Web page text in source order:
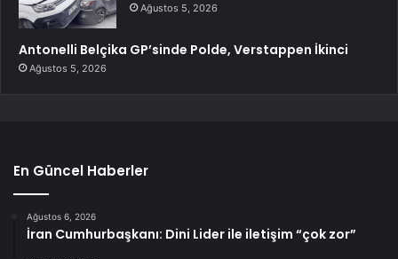
Ağustos 5, 2026
Antonelli Belçika GP’sinde Polde, Verstappen İkinci
Ağustos 5, 2026
En Güncel Haberler
Ağustos 6, 2026
İran Cumhurbaşkanı: Dini Lider ile iletişim “çok zor”